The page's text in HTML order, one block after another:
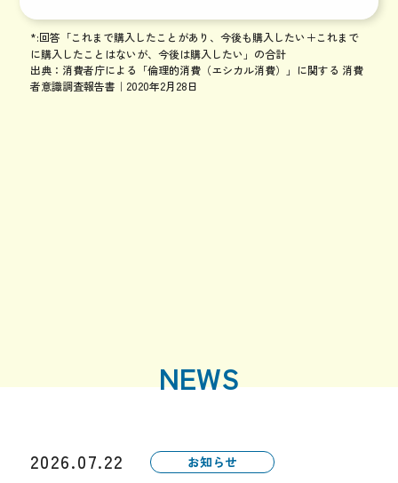
*:回答「これまで購入したことがあり、今後も購入したい＋これまで
に購入したことはないが、今後は購入したい」の合計
出典：消費者庁による「倫理的消費（エシカル消費）」に関する 消費
者意識調査報告書｜2020年2月28日
NEWS
2026.07.22
お知らせ